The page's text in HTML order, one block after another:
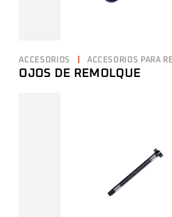
ACCESORIOS ACCESORIOS PARA
OJOS DE REMOLQUE